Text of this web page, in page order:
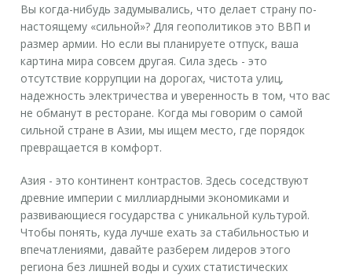
Вы когда-нибудь задумывались, что делает страну по-
настоящему «сильной»? Для геополитиков это ВВП и
размер армии. Но если вы планируете отпуск, ваша
картина мира совсем другая. Сила здесь - это
отсутствие коррупции на дорогах, чистота улиц,
надежность электричества и уверенность в том, что вас
не обманут в ресторане. Когда мы говорим о самой
сильной стране в Азии, мы ищем место, где порядок
превращается в комфорт.
Азия - это континент контрастов. Здесь соседствуют
древние империи с миллиардными экономиками и
развивающиеся государства с уникальной культурой.
Чтобы понять, куда лучше ехать за стабильностью и
впечатлениями, давайте разберем лидеров этого
региона без лишней воды и сухих статистических